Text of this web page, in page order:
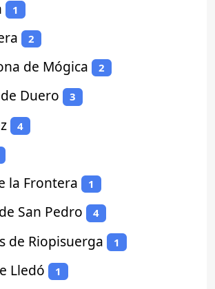
1
2
de Mógica 2
Duero 3
4
la Frontera 1
San Pedro 4
de Riopisuerga 1
Lledó 1